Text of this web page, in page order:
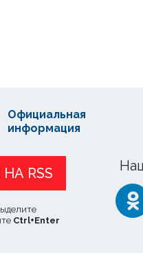
RSS
Ctrl+Enter
Официальная
информация